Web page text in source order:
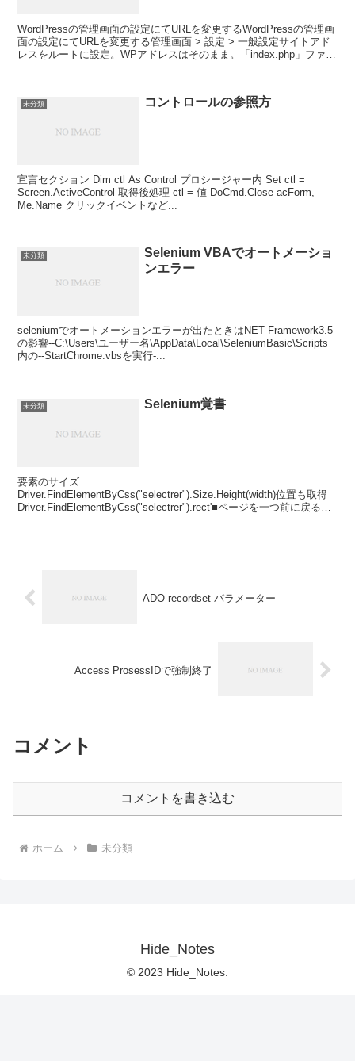
WordPressの管理画面の設定にてURLを変更するWordPressの管理画
面の設定にてURLを変更する管理画面 > 設定 > 一般設定サイトアド
レスをルートに設定。WPアドレスはそのまま。「index.php」ファイ
未分類 コントロールの参照方
宣言セクション Dim ctl As Control プロシージャー内 Set ctl =
Screen.ActiveControl 取得後処理 ctl = 値 DoCmd.Close acForm,
Me.Name クリックイベントなど...
未分類
Selenium VBAでオートメーショ
ンエラー
seleniumでオートメーションエラーが出たときはNET Framework3.5
の影響--C:\Users\ユーザー名\AppData\Local\SeleniumBasic\Scripts
内の--StartChrome.vbsを実行-...
未分類 Selenium覚書
要素のサイズ
Driver.FindElementByCss("selectrer").Size.Height(width)位置も取得
Driver.FindElementByCss("selectrer").rect'■ページを一つ前に戻る
ADO recordset パラメーター
Access ProsessIDで強制終了
コメント
コメントを書き込む
ホーム 未分類
Hide_Notes
© 2023 Hide_Notes.